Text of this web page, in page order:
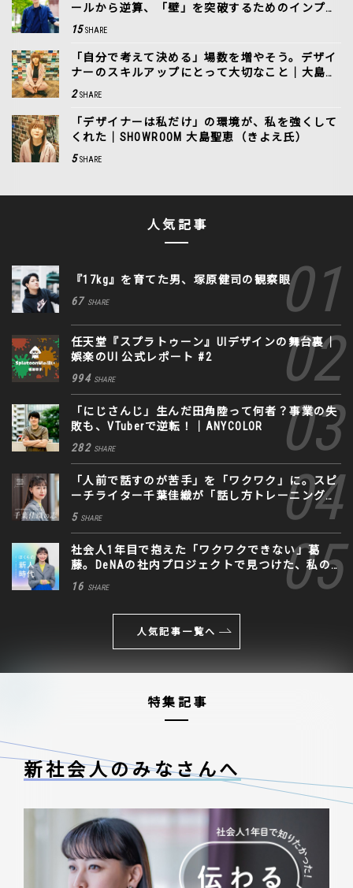
ールから逆算、「壁」を突破するためのインプッ
ト
15 SHARE
「自分で考えて決める」場数を増やそう。デザイ
ナーのスキルアップにとって大切なこと｜大島聖
恵（きよえ氏）
2 SHARE
「デザイナーは私だけ」の環境が、私を強くして
くれた｜SHOWROOM 大島聖恵（きよえ氏）
5 SHARE
人気記事
『17kg』を育てた男、塚原健司の観察眼
67 SHARE
任天堂『スプラトゥーン』UIデザインの舞台裏｜
娯楽のUI 公式レポート #2
994 SHARE
「にじさんじ」生んだ田角陸って何者？事業の失
敗も、VTuberで逆転！｜ANYCOLOR
282 SHARE
「人前で話すのが苦手」を「ワクワク」に。スピ
ーチライター千葉佳織が「話し方トレーニング」
に込めた思い
5 SHARE
社会人1年目で抱えた「ワクワクできない」葛
藤。DeNAの社内プロジェクトで見つけた、私の
生きる道
16 SHARE
人気記事一覧へ
特集記事
新社会人のみなさんへ